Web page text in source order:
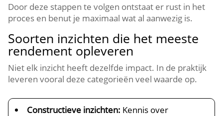
Door deze stappen te volgen ontstaat er rust in het
proces en benut je maximaal wat al aanwezig is.​
Soorten inzichten die het meeste
rendement opleveren
Niet elk inzicht heeft dezelfde impact.​ In de praktijk
leveren vooral deze categorieën veel waarde op.​
Constructieve inzichten: Kennis over